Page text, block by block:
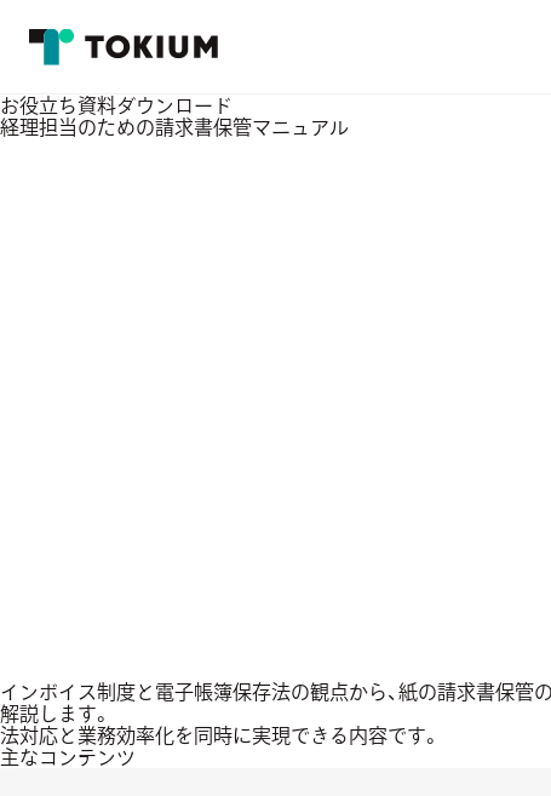
お役立ち資料ダウンロード
経理担当のための請求書保管マニュアル
インボイス制度と電子帳簿保存法の観点から、紙の請求書保管
解説します。
法対応と業務効率化を同時に実現できる内容です。
主なコンテンツ